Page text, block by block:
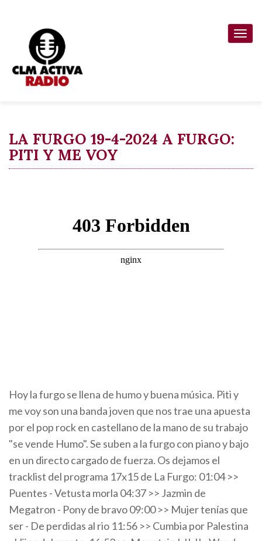
contenido
principal
LA FURGO 19-4-2024 A FURGO:
PITI Y ME VOY
Hoy la furgo se llena de humo y buena música. Piti y
me voy son una banda joven que nos trae una apuesta
por el pop rock en castellano de la mano de su trabajo
"se vende Humo". Se suben a la furgo con piano y bajo
en un directo cargado de fuerza. Os dejamos el
tracklist del programa 17x15 de La Furgo: 01:04 >>
Puentes - Vetusta morla 04:37 >> Jazmin de
Megatron - Pony de bravo 09:00 >> Mujer tenías que
ser - De perdidas al rio 11:56 >> Cumbia por Palestina